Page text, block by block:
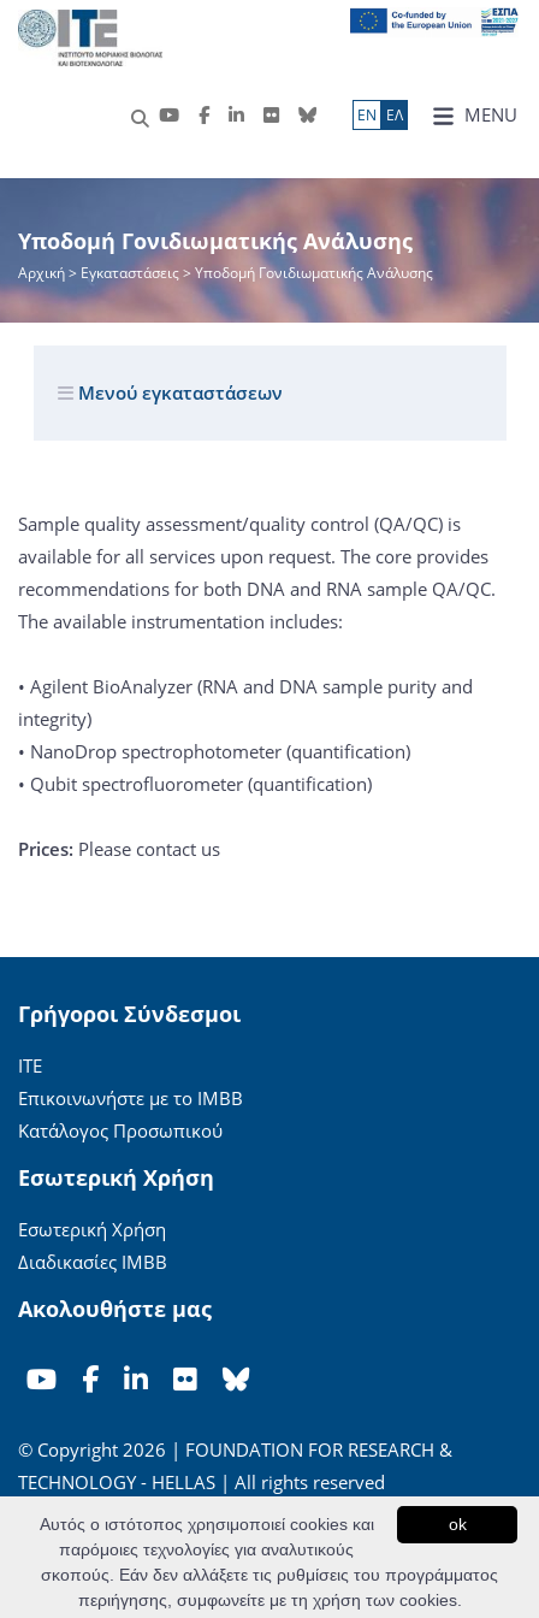
MENU
ΕN ΕΛ
Υποδομή Γονιδιωματικής Ανάλυσης
Αρχική> Εγκαταστάσεις > Υποδομή Γονιδιωματικής Ανάλυσης
Μενού εγκαταστάσεων
Sample quality assessment/quality control (QA/QC) is
available for all services upon request. The core provides
recommendations for both DNA and RNA sample QA/QC.
The available instrumentation includes:
• Agilent BioAnalyzer (RNA and DNA sample purity and
integrity)
• NanoDrop spectrophotometer (quantification)
• Qubit spectrofluorometer (quantification)
Prices: Please contact us
Γρήγοροι Σύνδεσμοι
ΙΤΕ
Επικοινωνήστε με το ΙΜΒΒ
Κατάλογος Προσωπικού
Εσωτερική Χρήση
Εσωτερική Χρήση
Διαδικασίες ΙΜΒΒ
Ακολουθήστε μας
© Copyright 2026 | FOUNDATION FOR RESEARCH &
TECHNOLOGY - HELLAS | All rights reserved
'Οροι Χρήσης|Πολιτική Απορρήτου
Powered byApogee Information Systems
ok
Αυτός ο ιστότοπος χρησιμοποιεί cookies και
παρόμοιες τεχνολογίες για αναλυτικούς
σκοπούς. Εάν δεν αλλάξετε τις ρυθμίσεις του προγράμματος
περιήγησης, συμφωνείτε με τη χρήση των cookies.